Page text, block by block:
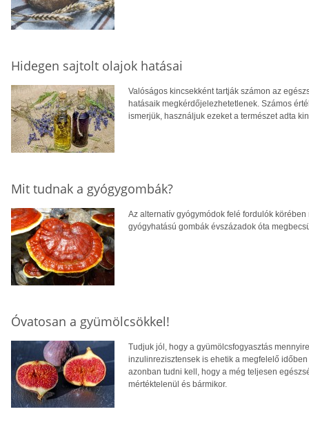
Hidegen sajtolt olajok hatásai
Valóságos kincsekként tartják számon az
hatásaik megkérdőjelezhetetlenek. Számos
ismerjük, használjuk ezeket a természet adta
Mit tudnak a gyógygombák?
Az alternatív gyógymódok felé fordulók
gyógyhatású gombák évszázadok óta
Óvatosan a gyümölcsökkel!
Tudjuk jól, hogy a gyümölcsfogyasztás
inzulinrezisztensek is ehetik a megfelelő
azonban tudni kell, hogy a még teljesen
mértéktelenül és bármikor.